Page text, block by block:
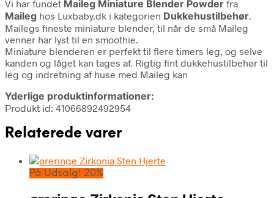
Vi har fundet Maileg Miniature Blender Powder fra
Maileg hos Luxbaby.dk i kategorien Dukkehustilbehør.
Mailegs fineste miniature blender, til når de små Maileg
venner har lyst til en smoothie.
Miniature blenderen er perfekt til flere timers leg, og selve
kanden og låget kan tages af. Rigtig fint dukkehustilbehør til
leg og indretning af huse med Maileg kan
Yderlige produktinformationer:
Produkt id: 41066892492954
Relaterede varer
På Udsalg! 20%